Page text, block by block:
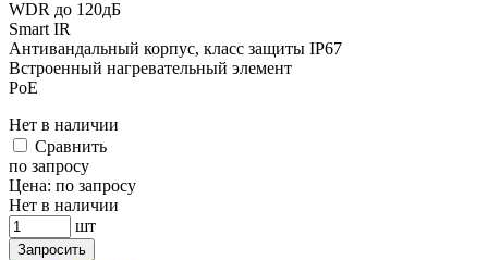
WDR до 120дБ
Smart IR
Антивандальный корпус, класс защиты IР67
Встроенный нагревательный элемент
PoE
Нет в наличии
Cравнить
по запросу
Цена: по запросу
Нет в наличии
шт
Запросить